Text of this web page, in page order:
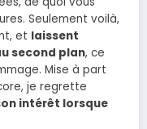
Seulement voilà,
et laissent
second plan, ce
Mise à part
je regrette
intérêt lorsque